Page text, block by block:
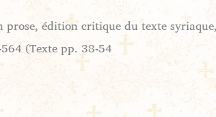
prose, édition critique du texte
(Texte pp. 38-54